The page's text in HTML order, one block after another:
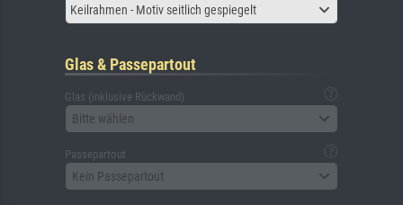
Keilrahmen - Motiv seitlich gespiegelt
Glas & Passepartout
Glas (inklusive Rückwand)
Bitte wählen
Passepartout
Kein Passepartout